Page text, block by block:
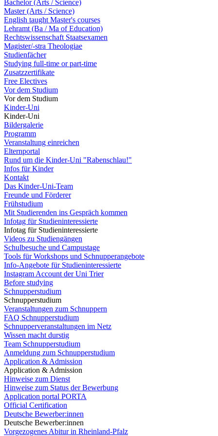
Bachelor (Arts / Science)
Master (Arts / Science)
English taught Master's courses
Lehramt (Ba / Ma of Education)
Rechtswissenschaft Staatsexamen
Magister/-stra Theologiae
Studienfächer
Studying full-time or part-time
Zusatzzertifikate
Free Electives
Vor dem Studium
Vor dem Studium
Kinder-Uni
Kinder-Uni
Bildergalerie
Programm
Veranstaltung einreichen
Elternportal
Rund um die Kinder-Uni "Rabenschlau!"
Infos für Kinder
Kontakt
Das Kinder-Uni-Team
Freunde und Förderer
Frühstudium
Mit Studierenden ins Gespräch kommen
Infotag für Studieninteressierte
Infotag für Studieninteressierte
Videos zu Studiengängen
Schulbesuche und Campustage
Tools für Workshops und Schnupperangebote
Info-Angebote für Studieninteressierte
Instagram Account der Uni Trier
Before studying
Schnupperstudium
Schnupperstudium
Veranstaltungen zum Schnuppern
FAQ Schnupperstudium
Schnupperveranstaltungen im Netz
Wissen macht durstig
Team Schnupperstudium
Anmeldung zum Schnupperstudium
Application & Admission
Application & Admission
Hinweise zum Dienst
Hinweise zum Status der Bewerbung
Application portal PORTA
Official Certification
Deutsche Bewerber:innen
Deutsche Bewerber:innen
Vorgezogenes Abitur in Rheinland-Pfalz